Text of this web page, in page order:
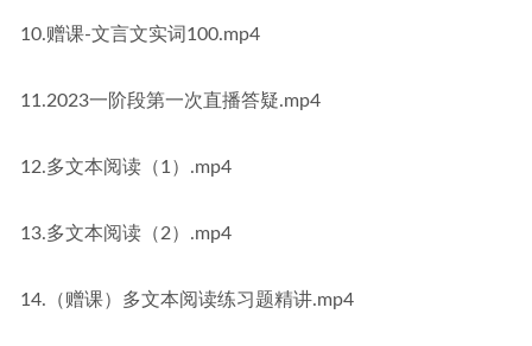
10.赠课-文言文实词100.mp4
11.2023一阶段第一次直播答疑.mp4
12.多文本阅读（1）.mp4
13.多文本阅读（2）.mp4
14.（赠课）多文本阅读练习题精讲.mp4